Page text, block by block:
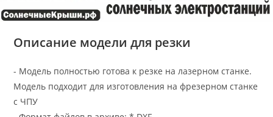
Описание модели для резки
- Модель полностью готова к резке на лазерном станке.
Модель подходит для изготовления на фрезерном станке
с ЧПУ